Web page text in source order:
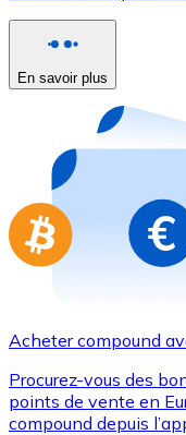
Acheter avec
Nouveau
Achetez des
Aller à la
En savoir plus
Acheter compound
Procurez-vous des
points de vente en
compound depuis